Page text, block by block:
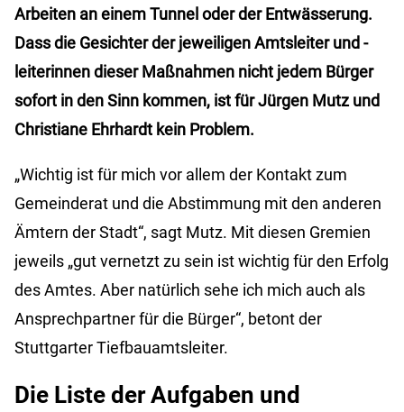
Arbeiten an einem Tunnel oder der Entwässerung.
Dass die Gesichter der jeweiligen Amtsleiter und -
leiterinnen dieser Maßnahmen nicht jedem Bürger
sofort in den Sinn kommen, ist für Jürgen Mutz und
Christiane Ehrhardt kein Problem.
„Wichtig ist für mich vor allem der Kontakt zum
Gemeinderat und die Abstimmung mit den anderen
Ämtern der Stadt“, sagt Mutz. Mit diesen Gremien
jeweils „gut vernetzt zu sein ist wichtig für den Erfolg
des Amtes. Aber natürlich sehe ich mich auch als
Ansprechpartner für die Bürger“, betont der
Stuttgarter Tiefbauamtsleiter.
Die Liste der Aufgaben und